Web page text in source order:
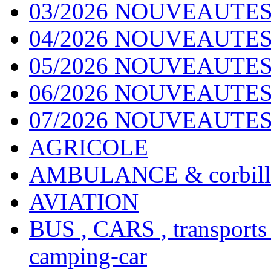
03/2026
04/2026
05/2026
06/2026
07/2026
AGRICOLE
AMBULANCE &
AVIATION
BUS , CARS ,
camping-car